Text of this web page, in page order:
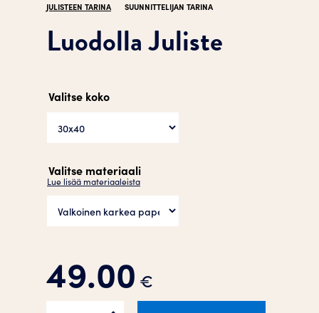
JULISTEEN TARINA SUUNNITTELIJAN TARINA
Luodolla Juliste
Valitse koko
Valitse materiaali
Lue lisää materiaaleista
49.00 €